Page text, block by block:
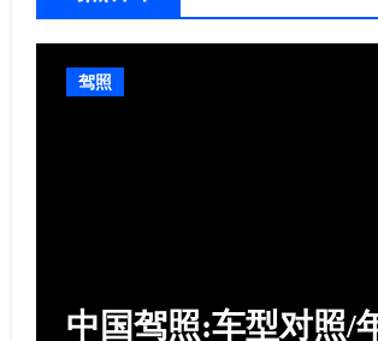
驾照
中国驾照:车型对照/